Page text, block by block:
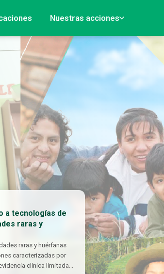
Nuestras acciones
a tecnologías de
raras y
raras y huérfanas
caracterizadas por
clínica limitada